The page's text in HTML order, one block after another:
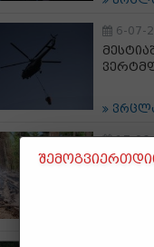
6-07-
17-
სოფელ